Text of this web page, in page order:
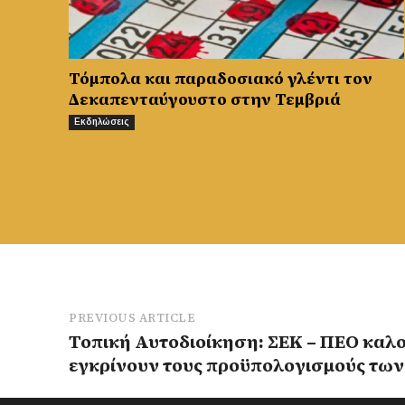
Τόμπολα και παραδοσιακό γλέντι τον
Δεκαπενταύγουστο στην Τεμβριά
Εκδηλώσεις
PREVIOUS ARTICLE
Τοπική Αυτοδιοίκηση: ΣΕΚ – ΠΕΟ
εγκρίνουν τους προϋπολογισμούς